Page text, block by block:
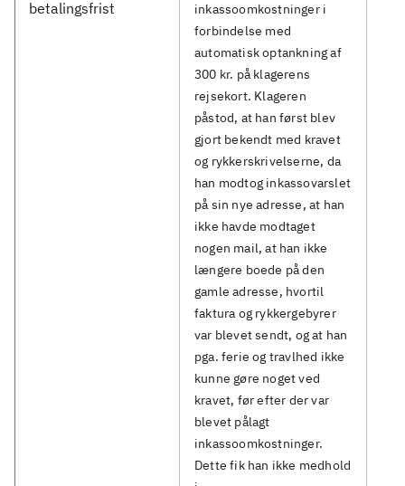
betalingsfrist
inkassoomkostninger i
forbindelse med
automatisk optankning af
300 kr. på klagerens
rejsekort. Klageren
påstod, at han først blev
gjort bekendt med kravet
og rykkerskrivelserne, da
han modtog inkassovarslet
på sin nye adresse, at han
ikke havde modtaget
nogen mail, at han ikke
længere boede på den
gamle adresse, hvortil
faktura og rykkergebyrer
var blevet sendt, og at han
pga. ferie og travlhed ikke
kunne gøre noget ved
kravet, før efter der var
blevet pålagt
inkassoomkostninger.
Dette fik han ikke medhold